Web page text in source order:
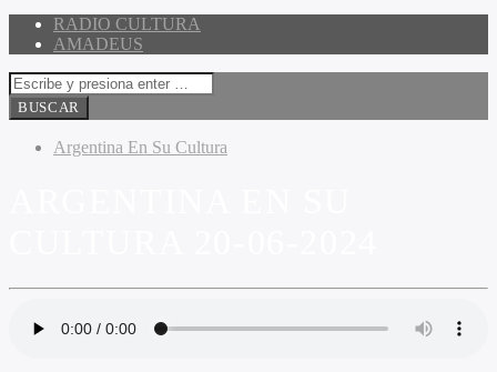
RADIO CULTURA
AMADEUS
Argentina En Su Cultura